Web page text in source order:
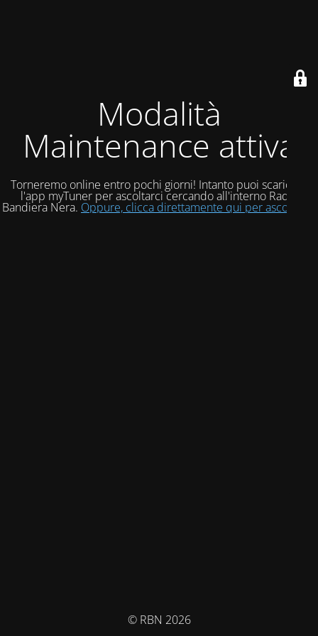
Modalità
Maintenance attiva
Torneremo online entro pochi giorni! Intanto puoi scaricare
l'app myTuner per ascoltarci cercando all'interno Radio
Bandiera Nera. Oppure, clicca direttamente qui per ascoltarci!
© RBN 2026